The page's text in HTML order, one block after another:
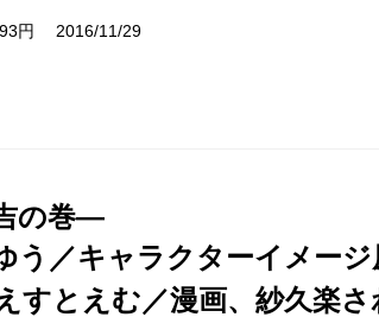
円 2016/11/29
の巻―
う／キャラクターイメー
すとえむ／漫画、紗久楽